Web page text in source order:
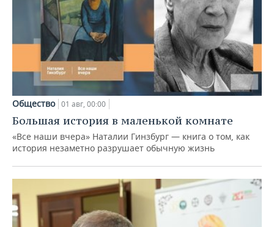
Общество 01 авг, 00:00
Большая история в маленькой комнате
«Все наши вчера» Наталии Гинзбург — книга о том, как
история незаметно разрушает обычную жизнь